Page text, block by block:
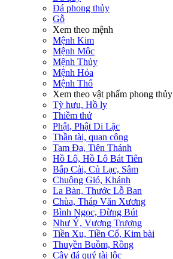
Đá phong thủy
Gỗ
Xem theo mệnh
Mệnh Kim
Mệnh Mộc
Mệnh Thủy
Mệnh Hỏa
Mệnh Thổ
Xem theo vật phẩm phong thủy
Tỳ hưu, Hồ ly
Thiềm thử
Phật, Phật Di Lặc
Thần tài, quan công
Tam Đa, Tiên Thánh
Hồ Lô, Hồ Lô Bát Tiên
Bắp Cải, Củ Lạc, Sâm
Chuông Gió, Khánh
La Bàn, Thước Lỗ Ban
Chùa, Tháp Văn Xương
Bình Ngọc, Đừng Bút
Như Ý, Vương Trượng
Tiền Xu, Tiền Cổ, Kim bài
Thuyền Buồm, Rồng
Cây đá quý tài lộc